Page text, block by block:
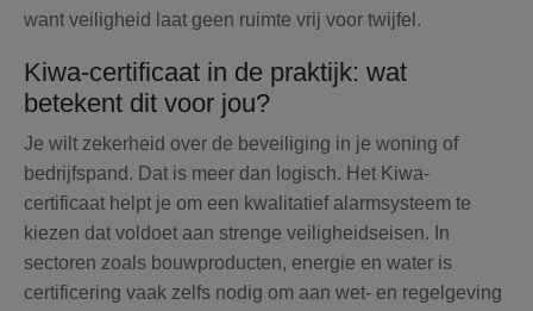
want veiligheid laat geen ruimte vrij voor twijfel.
Kiwa-certificaat in de praktijk: wat
betekent dit voor jou?
Je wilt zekerheid over de beveiliging in je woning of
bedrijfspand. Dat is meer dan logisch. Het Kiwa-
certificaat helpt je om een kwalitatief alarmsysteem te
kiezen dat voldoet aan strenge veiligheidseisen. In
sectoren zoals bouwproducten, energie en water is
certificering vaak zelfs nodig om aan wet- en regelgeving